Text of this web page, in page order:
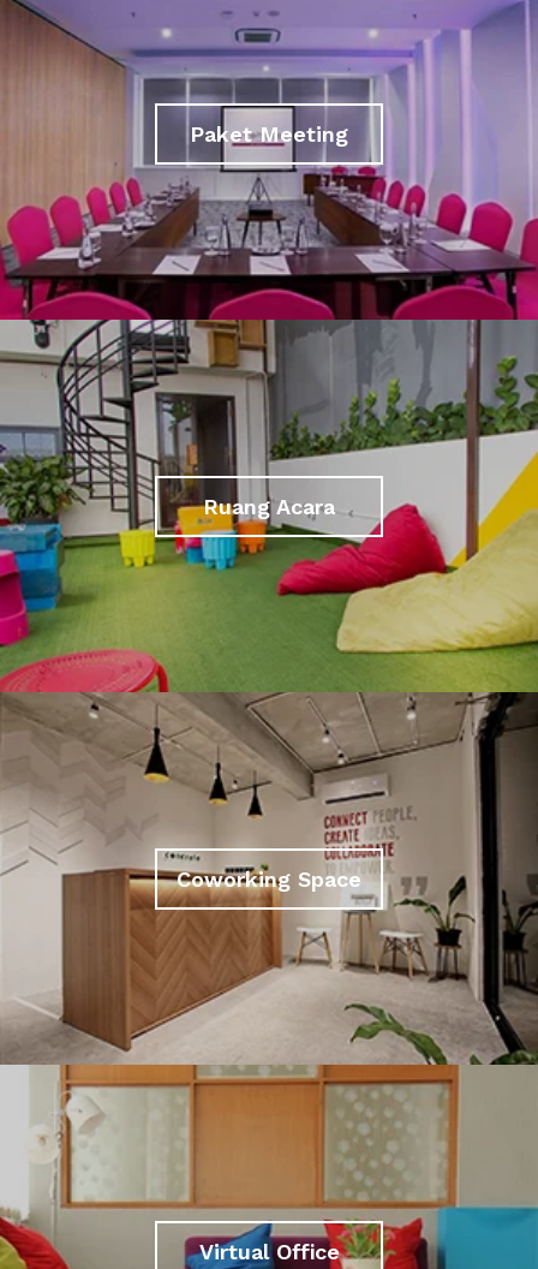
Paket Meeting
Ruang Acara
Coworking Space
Virtual Office